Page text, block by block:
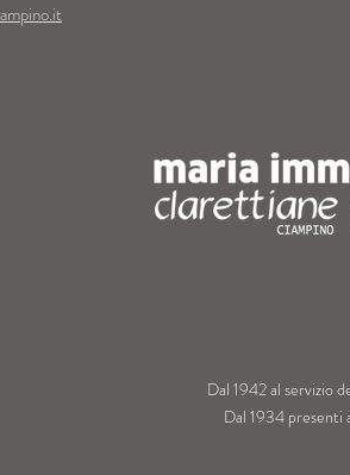
Dal 1942 al servizio
Dal 1934 presenti